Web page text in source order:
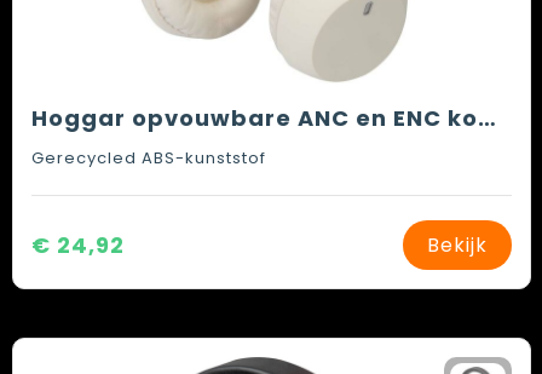
Hoggar opvouwbare ANC en ENC koptelefoon van gerecycled plastic
Gerecycled ABS-kunststof
€ 24,92 Bekijk